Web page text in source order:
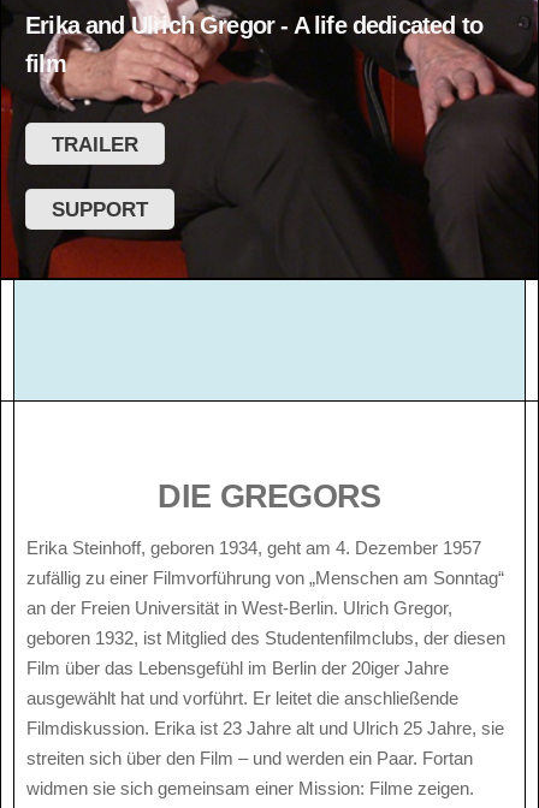
Erika and Ulrich Gregor - A life dedicated to
film
TRAILER
SUPPORT
DIE GREGORS
Erika Steinhoff, geboren 1934, geht am 4. Dezember 1957
zufällig zu einer Filmvorführung von „Menschen am Sonntag“
an der Freien Universität in West-Berlin. Ulrich Gregor,
geboren 1932, ist Mitglied des Studentenfilmclubs, der diesen
Film über das Lebensgefühl im Berlin der 20iger Jahre
ausgewählt hat und vorführt. Er leitet die anschließende
Filmdiskussion. Erika ist 23 Jahre alt und Ulrich 25 Jahre, sie
streiten sich über den Film – und werden ein Paar. Fortan
widmen sie sich gemeinsam einer Mission: Filme zeigen.